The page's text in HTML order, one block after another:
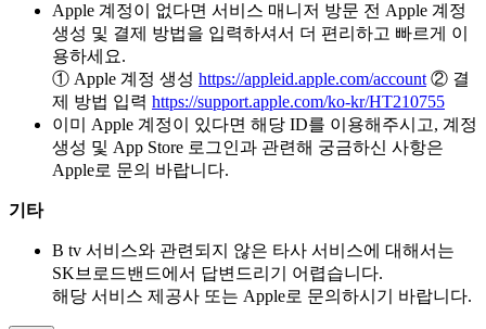
Apple 계정이 없다면 서비스 매니저 방문 전 Apple 계정
생성 및 결제 방법을 입력하셔서 더 편리하고 빠르게 이
용하세요.
① Apple 계정 생성 https://appleid.apple.com/account ② 결
제 방법 입력 https://support.apple.com/ko-kr/HT210755
이미 Apple 계정이 있다면 해당 ID를 이용해주시고, 계정
생성 및 App Store 로그인과 관련해 궁금하신 사항은
Apple로 문의 바랍니다.
기타
B tv 서비스와 관련되지 않은 타사 서비스에 대해서는
SK브로드밴드에서 답변드리기 어렵습니다.
해당 서비스 제공사 또는 Apple로 문의하시기 바랍니다.